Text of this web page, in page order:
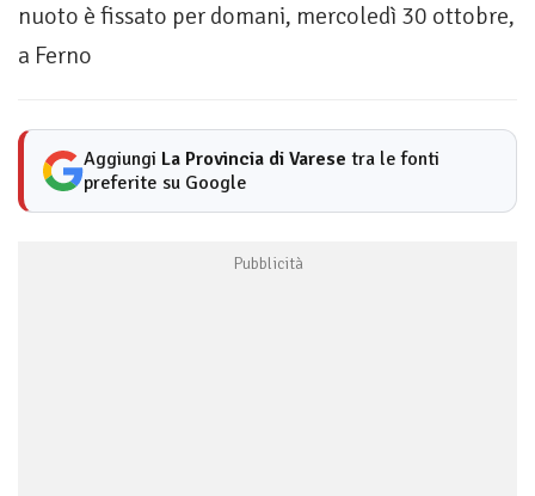
nuoto è fissato per domani, mercoledì 30 ottobre,
a Ferno
Aggiungi La Provincia di Varese tra le fonti
preferite su Google